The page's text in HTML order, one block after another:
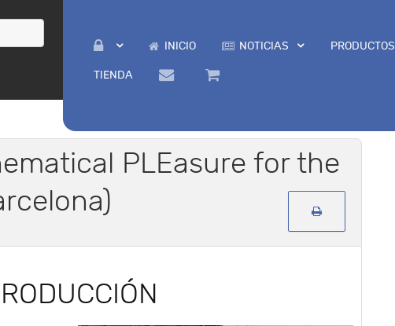
INICIO NOTICIAS PRODUCTOS
TIENDA
PLEasure for the